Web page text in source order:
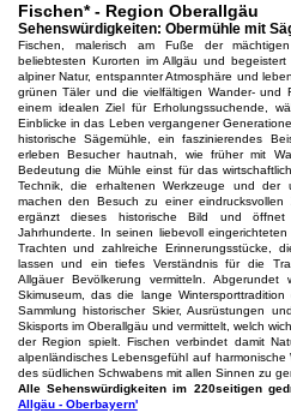
Fischen* - Region Oberallgäu
Sehenswürdigkeiten: Obermühle mit
Fischen, malerisch am Fuße der
beliebtesten Kurorten im Allgäu und
alpiner Natur, entspannter Atmosphäre und
grünen Täler und die vielfältigen Wander- und
einem idealen Ziel für Erholungssuchende,
Einblicke in das Leben vergangener
historische Sägemühle, ein faszinierendes
erleben Besucher hautnah, wie früher mit
Bedeutung die Mühle einst für das
Technik, die erhaltenen Werkzeuge und der
machen den Besuch zu einer eindrucksvollen
ergänzt dieses historische Bild und
Jahrhunderte. In seinen liebevoll
Trachten und zahlreiche Erinnerungsstücke,
lassen und ein tiefes Verständnis für die
Allgäuer Bevölkerung vermitteln.
Skimuseum, das die lange
Sammlung historischer Skier, Ausrüstungen
Skisports im Oberallgäu und vermittelt, welch
der Region spielt. Fischen verbindet damit
alpenländisches Lebensgefühl auf
des südlichen Schwabens mit allen Sinnen zu
Alle Sehenswürdigkeiten im 220seitigen
Allgäu - Oberbayern'